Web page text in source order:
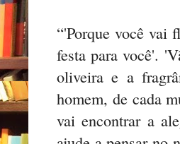
“'Porque você vai
festa para você'.
oliveira e a
homem, de cada
vai encontrar a